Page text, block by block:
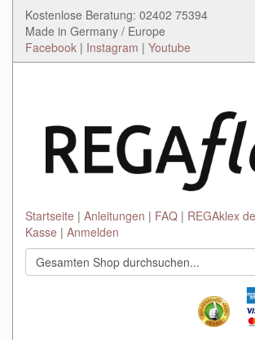
Kostenlose Beratung: 02402 75394
Made in Germany / Europe
Facebook | Instagram | Youtube
Startseite Anleitungen FAQ REGAklex
Kasse
Anmelden